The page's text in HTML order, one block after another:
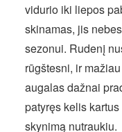
vidurio iki liepos
skinamas, jis
sezonui. Rudenį
rūgštesni, ir
augalas dažnai
patyręs kelis
skynimą nutraukiu.